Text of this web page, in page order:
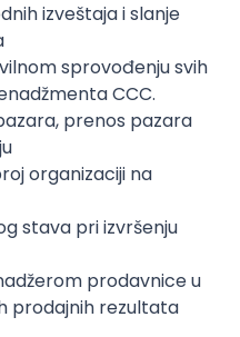
izveštaja i slanje
sprovođenju svih
CCC.
prenos pazara
organizaciji na
stava pri izvršenju
prodavnice u
prodajnih rezultata